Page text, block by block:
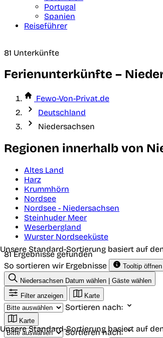
Portugal
Spanien
Reiseführer
81 Unterkünfte
Ferienunterkünfte –
Fewo-Von-Privat.de
Deutschland
Niedersachsen
Regionen innerhalb von
Altes Land
Harz
Krummhörn
Nordsee
Nordsee - Niedersachsen
Steinhuder Meer
Weserbergland
Wurster Nordseeküste
81 Ergebnisse gefunden
So sortieren wir Ergebnisse
Tooltip öffnen
Unsere Standard-Sortierung basiert auf
Niedersachsen Datum wählen | Gäste wählen
Filter anzeigen
Karte
Sortieren nach:
Karte
Sortieren nach:
Unsere Standard-Sortierung basiert auf